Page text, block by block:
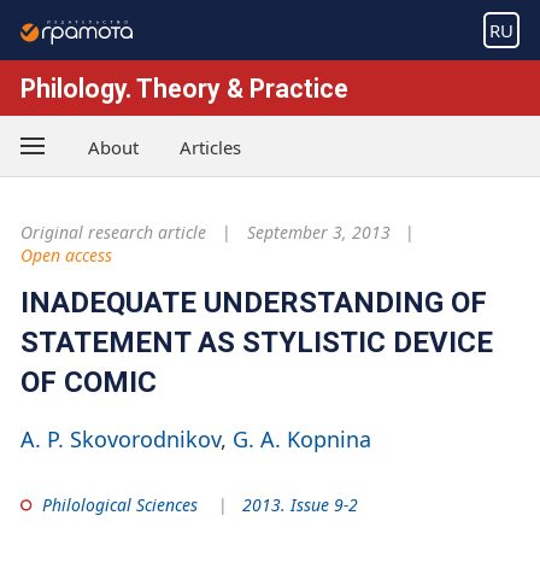
RU
Philology. Theory & Practice
About Articles
Original research article
September 3, 2013
Open access
INADEQUATE UNDERSTANDING OF
STATEMENT AS STYLISTIC DEVICE
OF COMIC
A. P. Skovorodnikov G. A. Kopnina
Philological Sciences 2013. Issue 9-2